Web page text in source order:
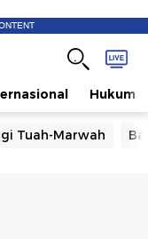
Hukum
Tuah-Marwah